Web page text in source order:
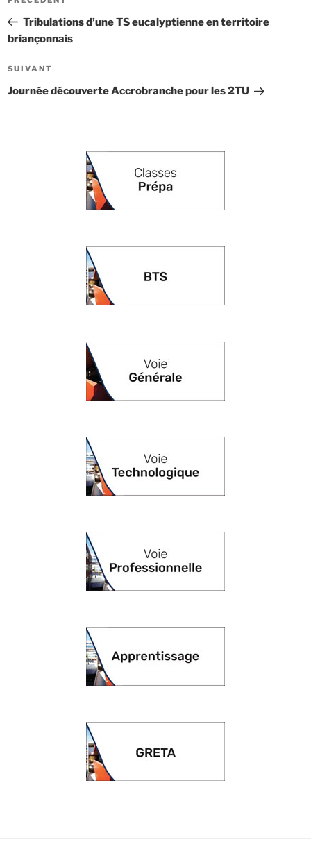
l’article
précédent
Tribulations d’une TS eucalyptienne en territoire
briançonnais
Article
suivant
SUIVANT
Journée découverte Accrobranche pour les 2TU